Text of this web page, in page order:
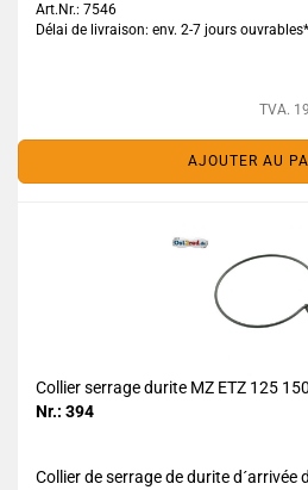
Art.Nr.: 7546
Délai de livraison: env. 2-7 jours ouvrables*
TVA.
AJOUTER AU
Collier serrage durite MZ ETZ 125
Nr.: 394
Collier de serrage de durite d´arrivée